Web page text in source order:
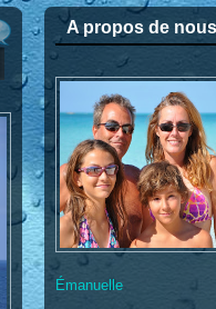
A propos de nous
Émanuelle